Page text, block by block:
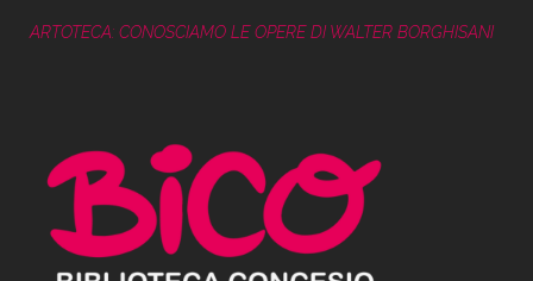
ARTOTECA: CONOSCIAMO LE OPERE DI WALTER BORGHISANI